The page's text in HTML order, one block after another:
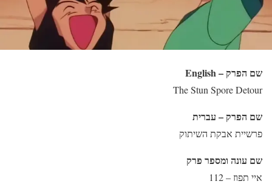
שם הפרק – English
The Stun Spore Detour
שם הפרק – עברית
פרשיית אבקת השיתוק
שם עונה ומספר פרק
איי תפוז – 112